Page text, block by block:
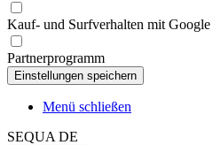
Kauf- und Surfverhalten mit Google
Partnerprogramm
Menü schließen
SEQUA DE